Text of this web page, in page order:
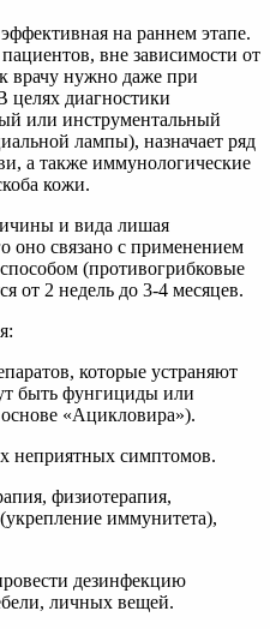
на раннем этапе.
вне зависимости от
врачу нужно даже при
целях диагностики
или инструментальный
лампы), назначает ряд
а также иммунологические
кожи.
и вида лишая
оно связано с применением
(противогрибковые
от 2 недель до 3-4 месяцев.
которые устраняют
быть фунгициды или
«Ацикловира»).
неприятных симптомов.
физиотерапия,
иммунитета),
дезинфекцию
личных вещей.